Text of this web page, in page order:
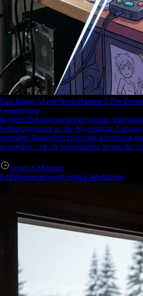
Fast Image AI mit Nano Banana 2 Die
Generierung
In einer Zeit fragmentierter sozialer
Selbstexpression ist die KI-gestützte
zentralen Bindeglied zwischen Kreativität
geworden – ob als persönliches Avatar für
Lesen 8 Minuten
KIBildgenerierungKreative-Werkzeuge